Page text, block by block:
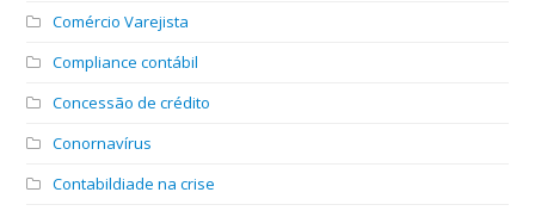
Comércio Varejista
Compliance contábil
Concessão de crédito
Conornavírus
Contabildiade na crise